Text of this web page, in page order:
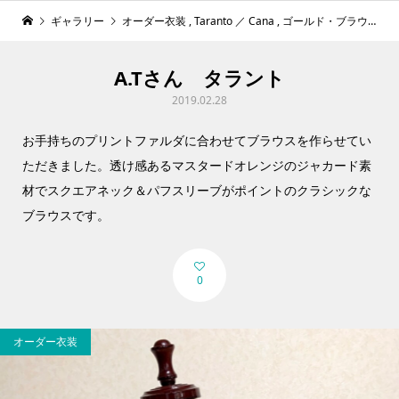
ギャラリー オーダー衣装 ,Taranto ／ Cana , ゴールド・ブラウン系
A.Tさん タラント
2019.02.28
お手持ちのプリントファルダに合わせてブラウスを作らせてい
ただきました。透け感あるマスタードオレンジのジャカード素
材でスクエアネック＆パフスリーブがポイントのクラシックな
ブラウスです。
0
オーダー衣装